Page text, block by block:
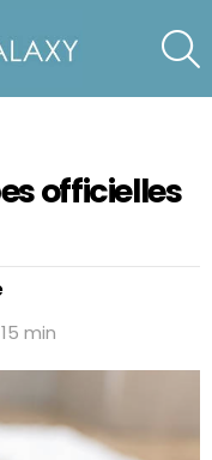
officielles
min